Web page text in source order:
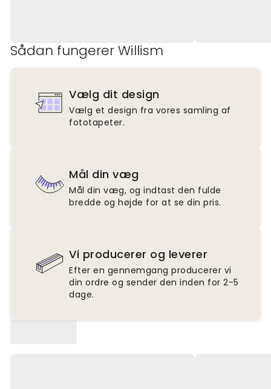
Sådan fungerer Willism
Vælg dit design
Vælg et design fra vores samling af
fototapeter.
Mål din væg
Mål din væg, og indtast den fulde
bredde og højde for at se din pris.
Vi producerer og leverer
Efter en gennemgang producerer vi
din ordre og sender den inden for 2-5
dage.